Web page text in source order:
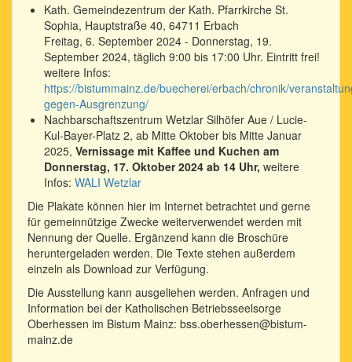
Kath. Gemeindezentrum der Kath. Pfarrkirche St.
Sophia, Hauptstraße 40, 64711 Erbach
Freitag, 6. September 2024 - Donnerstag, 19.
September 2024, täglich 9:00 bis 17:00 Uhr. Eintritt frei!
weitere Infos:
https://bistummainz.de/buecherei/erbach/chronik/
gegen-Ausgrenzung/
Nachbarschaftszentrum Wetzlar Silhöfer Aue / Lucie-
Kul-Bayer-Platz 2, ab Mitte Oktober bis Mitte Januar
2025, Vernissage mit Kaffee und Kuchen am
Donnerstag, 17. Oktober 2024 ab 14 Uhr, weitere
Infos: WALI Wetzlar
Die Plakate können hier im Internet betrachtet und gerne
für gemeinnützige Zwecke weiterverwendet werden mit
Nennung der Quelle. Ergänzend kann die Broschüre
heruntergeladen werden. Die Texte stehen außerdem
einzeln als Download zur Verfügung.
Die Ausstellung kann ausgeliehen werden. Anfragen und
Information bei der Katholischen Betriebsseelsorge
Oberhessen im Bistum Mainz: bss.oberhessen@bistum-
mainz.de